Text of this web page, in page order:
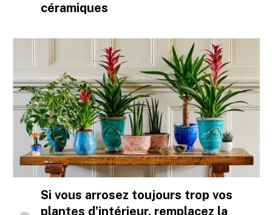
céramiques
Si vous arrosez toujours trop vos
plantes d’intérieur, remplacez la